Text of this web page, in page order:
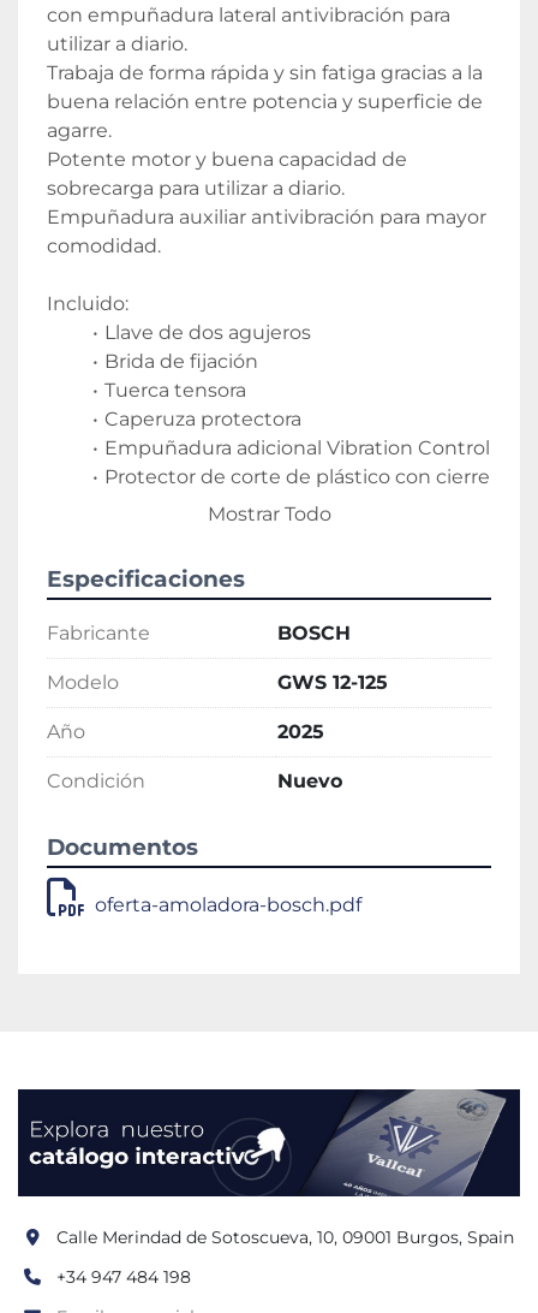
con empuñadura lateral antivibración para
utilizar a diario.
Trabaja de forma rápida y sin fatiga gracias a la
buena relación entre potencia y superficie de
agarre.
Potente motor y buena capacidad de
sobrecarga para utilizar a diario.
Empuñadura auxiliar antivibración para mayor
comodidad.
Incluido:
Llave de dos agujeros
Brida de fijación
Tuerca tensora
Caperuza protectora
Empuñadura adicional Vibration Control
Protector de corte de plástico con cierre
Mostrar Todo
Especificaciones
Fabricante BOSCH
Modelo GWS 12-125
Año 2025
Condición Nuevo
Documentos
oferta-amoladora-bosch.pdf
Calle Merindad de Sotoscueva, 10, 09001 Burgos, Spain
+34 947 484 198